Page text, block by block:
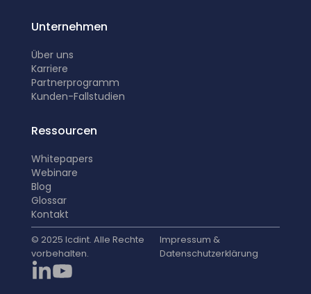
Unternehmen
Über uns
Karriere
Partnerprogramm
Kunden-Fallstudien
Ressourcen
Whitepapers
Webinare
Blog
Glossar
Kontakt
© 2025 Icdint. Alle Rechte
vorbehalten.
Impressum &
Datenschutzerklärung